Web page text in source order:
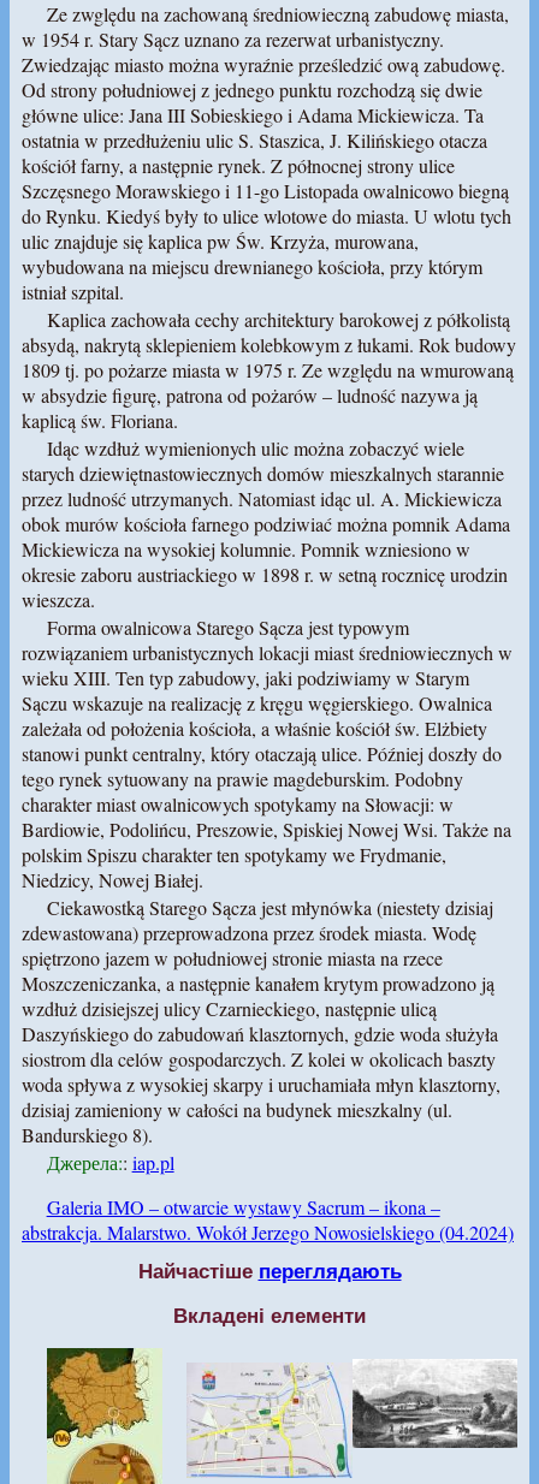
Ze zwględu na zachowaną średniowieczną zabudowę miasta,
w 1954 r. Stary Sącz uznano za rezerwat urbanistyczny.
Zwiedzając miasto można wyraźnie prześledzić ową zabudowę.
Od strony południowej z jednego punktu rozchodzą się dwie
główne ulice: Jana III Sobieskiego i Adama Mickiewicza. Ta
ostatnia w przedłużeniu ulic S. Staszica, J. Kilińskiego otacza
kościół farny, a następnie rynek. Z północnej strony ulice
Szczęsnego Morawskiego i 11-go Listopada owalnicowo biegną
do Rynku. Kiedyś były to ulice wlotowe do miasta. U wlotu tych
ulic znajduje się kaplica pw Św. Krzyża, murowana,
wybudowana na miejscu drewnianego kościoła, przy którym
istniał szpital.
Kaplica zachowała cechy architektury barokowej z półkolistą
absydą, nakrytą sklepieniem kolebkowym z łukami. Rok budowy
1809 tj. po pożarze miasta w 1975 r. Ze względu na wmurowaną
w absydzie figurę, patrona od pożarów – ludność nazywa ją
kaplicą św. Floriana.
Idąc wzdłuż wymienionych ulic można zobaczyć wiele
starych dziewiętnastowiecznych domów mieszkalnych starannie
przez ludność utrzymanych. Natomiast idąc ul. A. Mickiewicza
obok murów kościoła farnego podziwiać można pomnik Adama
Mickiewicza na wysokiej kolumnie. Pomnik wzniesiono w
okresie zaboru austriackiego w 1898 r. w setną rocznicę urodzin
wieszcza.
Forma owalnicowa Starego Sącza jest typowym
rozwiązaniem urbanistycznych lokacji miast średniowiecznych w
wieku XIII. Ten typ zabudowy, jaki podziwiamy w Starym
Sączu wskazuje na realizację z kręgu węgierskiego. Owalnica
zależała od położenia kościoła, a właśnie kościół św. Elżbiety
stanowi punkt centralny, który otaczają ulice. Później doszły do
tego rynek sytuowany na prawie magdeburskim. Podobny
charakter miast owalnicowych spotykamy na Słowacji: w
Bardiowie, Podolińcu, Preszowie, Spiskiej Nowej Wsi. Także na
polskim Spiszu charakter ten spotykamy we Frydmanie,
Niedzicy, Nowej Białej.
Ciekawostką Starego Sącza jest młynówka (niestety dzisiaj
zdewastowana) przeprowadzona przez środek miasta. Wodę
spiętrzono jazem w południowej stronie miasta na rzece
Moszczeniczanka, a następnie kanałem krytym prowadzono ją
wzdłuż dzisiejszej ulicy Czarnieckiego, następnie ulicą
Daszyńskiego do zabudowań klasztornych, gdzie woda służyła
siostrom dla celów gospodarczych. Z kolei w okolicach baszty
woda spływa z wysokiej skarpy i uruchamiała młyn klasztorny,
dzisiaj zamieniony w całości na budynek mieszkalny (ul.
Bandurskiego 8).
Джерела:: iap.pl
Galeria IMO – otwarcie wystawy Sacrum – ikona –
abstrakcja. Malarstwo. Wokół Jerzego Nowosielskiego (04.2024)
Найчастіше переглядають
Вкладені елементи